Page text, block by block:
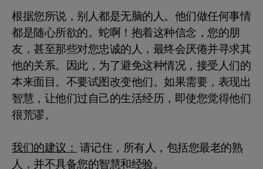
根据您所说，别人都是无脑的人。他们做任何事情
都是随心所欲的。蛇啊！抱着这种信念，您的朋
友，甚至那些对您忠诚的人，最终会厌倦并寻求其
他的关系。因此，为了避免这种情况，接受人们的
本来面目。不要试图改变他们。如果需要，表现出
智慧，让他们过自己的生活经历，即使您觉得他们
很荒谬。
我们的建议：请记住，所有人，包括您最老的熟
人，并不具备您的智慧和经验。